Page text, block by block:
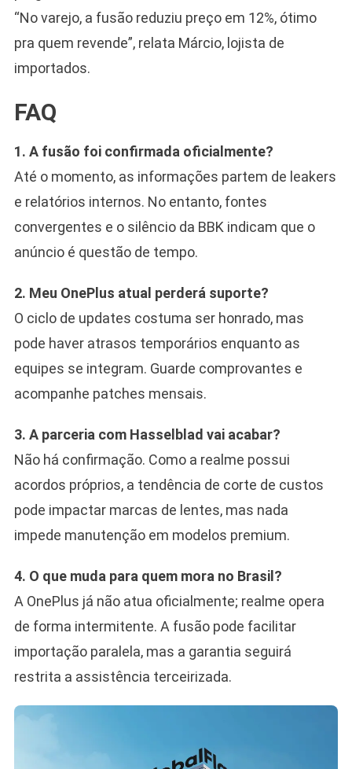
“No varejo, a fusão reduziu preço em 12%, ótimo
pra quem revende”, relata Márcio, lojista de
importados.
FAQ
1. A fusão foi confirmada oficialmente?
Até o momento, as informações partem de leakers
e relatórios internos. No entanto, fontes
convergentes e o silêncio da BBK indicam que o
anúncio é questão de tempo.
2. Meu OnePlus atual perderá suporte?
O ciclo de updates costuma ser honrado, mas
pode haver atrasos temporários enquanto as
equipes se integram. Guarde comprovantes e
acompanhe patches mensais.
3. A parceria com Hasselblad vai acabar?
Não há confirmação. Como a realme possui
acordos próprios, a tendência de corte de custos
pode impactar marcas de lentes, mas nada
impede manutenção em modelos premium.
4. O que muda para quem mora no Brasil?
A OnePlus já não atua oficialmente; realme opera
de forma intermitente. A fusão pode facilitar
importação paralela, mas a garantia seguirá
restrita a assistência terceirizada.